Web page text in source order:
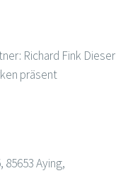
Richard Fink Dieser
präsent
Aying,